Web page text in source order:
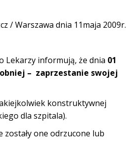
/ Warszawa dnia 11maja 2009r.
Lekarzy informują, że dnia 01
– zaprzestanie swojej
konstruktywnej
dla szpitala).
zostały one odrzucone lub